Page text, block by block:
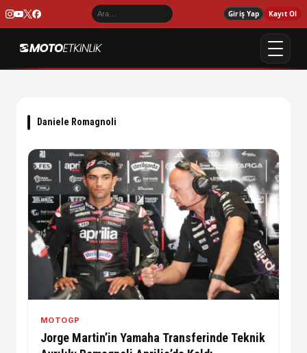
Giriş Yap Kayıt Ol
Daniele Romagnoli
MOTOGP
Jorge Martin’in Yamaha Transferinde Teknik